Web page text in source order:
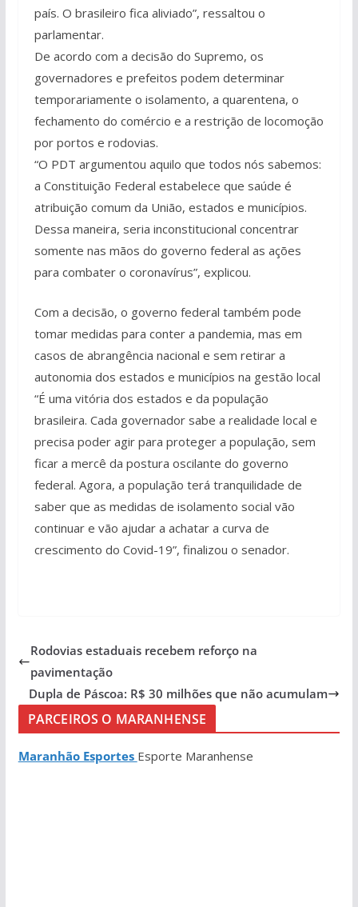
país. O brasileiro fica aliviado”, ressaltou o
parlamentar.
De acordo com a decisão do Supremo, os
governadores e prefeitos podem determinar
temporariamente o isolamento, a quarentena, o
fechamento do comércio e a restrição de locomoção
por portos e rodovias.
“O PDT argumentou aquilo que todos nós sabemos:
a Constituição Federal estabelece que saúde é
atribuição comum da União, estados e municípios.
Dessa maneira, seria inconstitucional concentrar
somente nas mãos do governo federal as ações
para combater o coronavírus”, explicou.
Com a decisão, o governo federal também pode
tomar medidas para conter a pandemia, mas em
casos de abrangência nacional e sem retirar a
autonomia dos estados e municípios na gestão local
“É uma vitória dos estados e da população
brasileira. Cada governador sabe a realidade local e
precisa poder agir para proteger a população, sem
ficar a mercê da postura oscilante do governo
federal. Agora, a população terá tranquilidade de
saber que as medidas de isolamento social vão
continuar e vão ajudar a achatar a curva de
crescimento do Covid-19”, finalizou o senador.
Rodovias estaduais recebem reforço na
pavimentação
Dupla de Páscoa: R$ 30 milhões que não acumulam
PARCEIROS O MARANHENSE
Maranhão Esportes Esporte Maranhense